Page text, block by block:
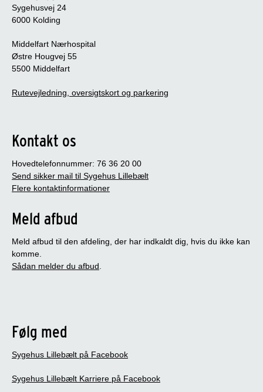
Sygehusvej 24
6000 Kolding
Middelfart Nærhospital
Østre Hougvej 55
5500 Middelfart
Rutevejledning, oversigtskort og parkering
Kontakt os
Hovedtelefonnummer: 76 36 20 00
Send sikker mail til Sygehus Lillebælt
Flere kontaktinformationer
Meld afbud
Meld afbud til den afdeling, der har indkaldt dig, hvis du ikke kan
komme.
Sådan melder du afbud.
Følg med
Sygehus Lillebælt på Facebook
Sygehus Lillebælt Karriere på Facebook